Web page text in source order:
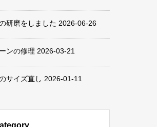
研磨をしました 2026-06-26
ンの修理 2026-03-21
サイズ直し 2026-01-11